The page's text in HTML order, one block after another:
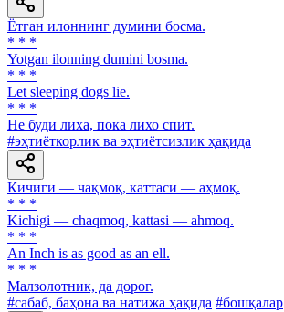
Ётган илоннинг думини босма.
* * *
Yotgan ilonning dumini bosma.
* * *
Let sleeping dogs lie.
* * *
He буди лиха, пока лихо спит.
#эҳтиёткорлик ва эҳтиётсизлик ҳақида
Кичиги — чақмоқ, каттаси — аҳмоқ.
* * *
Kichigi — chaqmoq, kattasi — ahmoq.
* * *
An Inch is as good as an ell.
* * *
Малзолотник, да дорог.
#сабаб, баҳона ва натижа ҳақида #бошқалар